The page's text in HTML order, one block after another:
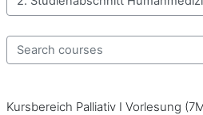
Course categories
Search courses
Kursbereich Palliativ I Vorlesung